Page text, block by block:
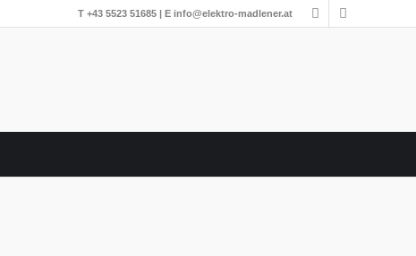
T +43 5523 51685 | E info@elektro-madlener.at